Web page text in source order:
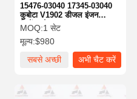
15476-03040 17345-03040
कुबोटा V1902 डीजल इंजन
सिलेंडर हेड OEM
MOQ:1 सेट
मूल्य:$980
सबसे अच्छी
अभी चैट करें